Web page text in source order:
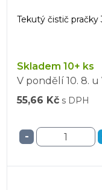
Tekutý čistič pračky
Skladem 10+ ks
V pondělí 10. 8. u
55,66 Kč s DPH
-